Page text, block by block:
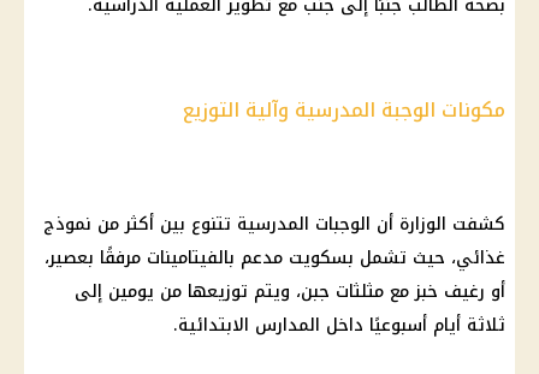
مكونات الوجبة المدرسية وآلية التوزيع
كشفت الوزارة أن الوجبات المدرسية تتنوع بين أكثر من نموذج
غذائي، حيث تشمل بسكويت مدعم بالفيتامينات مرفقًا بعصير،
أو رغيف خبز مع مثلثات جبن، ويتم توزيعها من يومين إلى
ثلاثة أيام أسبوعيًا داخل المدارس الابتدائية.